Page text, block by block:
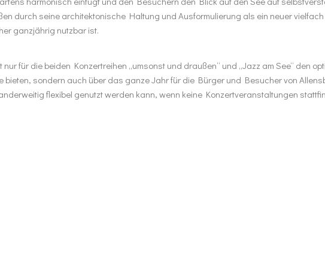
durch seine architektonische Haltung und Ausformulierung als ein neuer
ganzjährig nutzbar ist.
nur für die beiden Konzertreihen „umsonst und draußen“ und „Jazz am See“ den
bieten, sondern auch über das ganze Jahr für die Bürger und Besucher von
flexibel genutzt werden kann, wenn keine Konzertveranstaltungen